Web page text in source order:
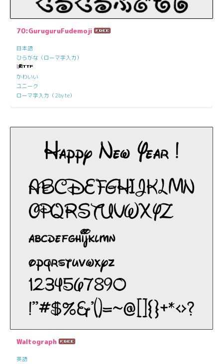
70:GuruguruFudemoji
日本語
ひらがな（ローマ字入力）
かわいい
ユニーク
ローマ字入力（2byte）
Waltograph
英語